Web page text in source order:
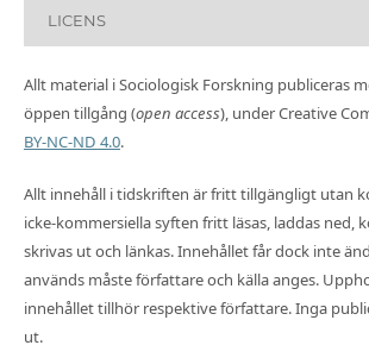
LICENS
Allt material i Sociologisk Forskning publiceras
öppen tillgång (open access), under Creative
BY-NC-ND 4.0.
Allt innehåll i tidskriften är fritt tillgängligt utan
icke-kommersiella syften fritt läsas, laddas ned,
skrivas ut och länkas. Innehållet får dock inte
används måste författare och källa anges.
innehållet tillhör respektive författare. Inga
ut.